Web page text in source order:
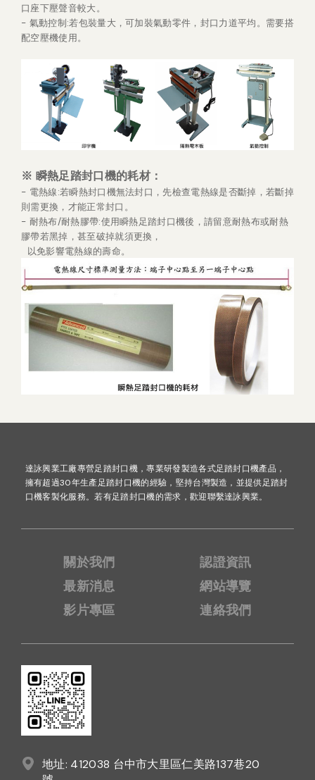
口座下壓聲音較大。
- 氣動控制:若包裝量大，可加裝氣動零件，封口力道平均。需要搭
配空壓機使用。
※ 瞬熱足踏封口機的耗材：
- 電熱線:若瞬熱封口機無法封口，先檢查電熱線是否斷掉，若斷掉
則需更換，才能正常封口。
- 耐熱布/耐熱膠帶:使用瞬熱足踏封口機後，請留意耐熱布或耐熱
膠帶若黑掉，甚至破掉就須更換，
以免影響電熱線的壽命。
達詠興業工廠專營足踏封口機，專業研發製造各式足踏封口機產品，
擁有超過30年生產足踏封口機的經驗，堅持台灣製造，並提供足踏封
口機客製化服務。若有足踏封口機的需求，歡迎聯繫達詠興業。
關於我們
最新消息
影片專區
認證資訊
網站導覽
連絡我們
地址: 412038 台中市大里區仁美路137巷20